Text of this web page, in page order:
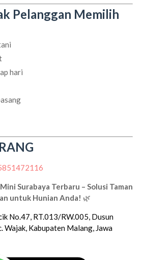
Pelanggan Memilih
hari
Surabaya Terbaru – Solusi Taman
untuk Hunian Anda! 🌿
No.47, RT.013/RW.005, Dusun
Wajak, Kabupaten Malang, Jawa